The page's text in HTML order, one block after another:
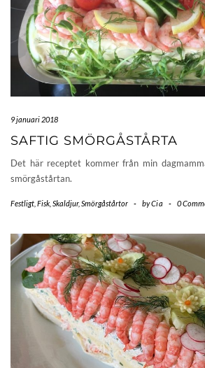
9 januari 2018
SAFTIG SMÖRGÅSTÅRTA
Det här receptet kommer från min
smörgåstårtan.
Festligt Fisk Skaldjur, Smörgåstårtor - byCia - 0